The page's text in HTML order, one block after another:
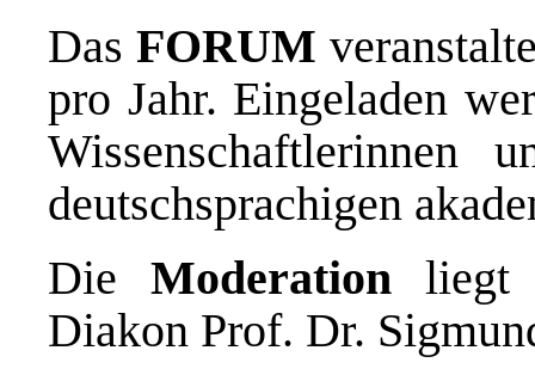
DasFORUM
pro Jahr. Eingeladen
Wissenschaftlerinnen
deutschsprachigen
Die Moderation liegt
Diakon Prof. Dr.